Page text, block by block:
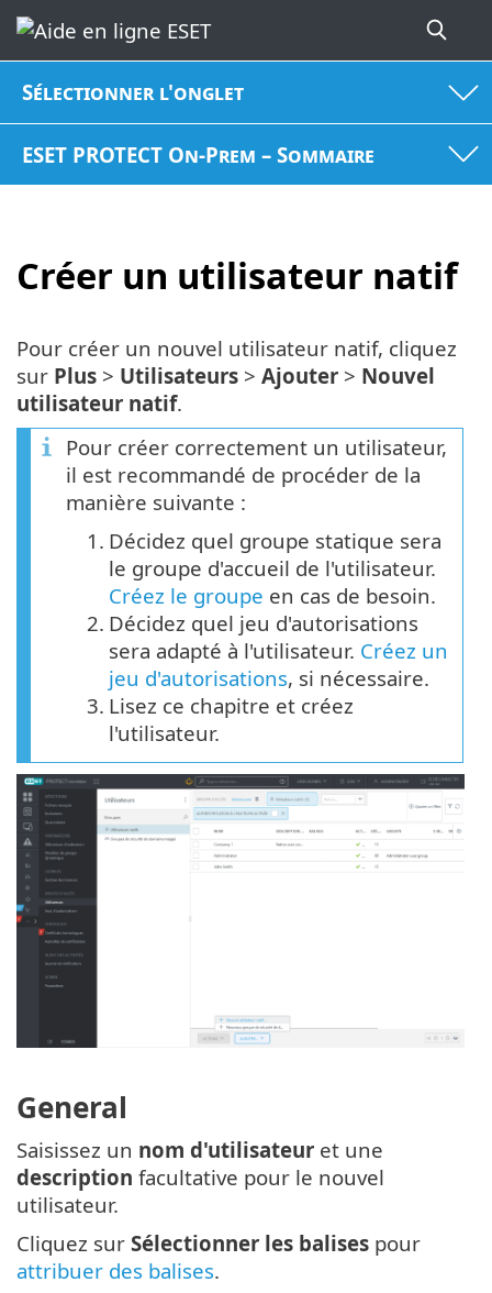
Sélectionner l'onglet
ESET PROTECT On-Prem – Sommaire
Créer un utilisateur natif
Pour créer un nouvel utilisateur natif, cliquez
sur Plus > Utilisateurs > Ajouter > Nouvel
utilisateur natif.
Pour créer correctement un utilisateur,
il est recommandé de procéder de la
manière suivante :
1. Décidez quel groupe statique sera
le groupe d'accueil de l'utilisateur.
Créez le groupe en cas de besoin.
2. Décidez quel jeu d'autorisations
sera adapté à l'utilisateur. Créez un
jeu d'autorisations, si nécessaire.
3. Lisez ce chapitre et créez
l'utilisateur.
General
Saisissez un nom d'utilisateur et une
description facultative pour le nouvel
utilisateur.
Cliquez sur Sélectionner les balises pour
attribuer des balises.